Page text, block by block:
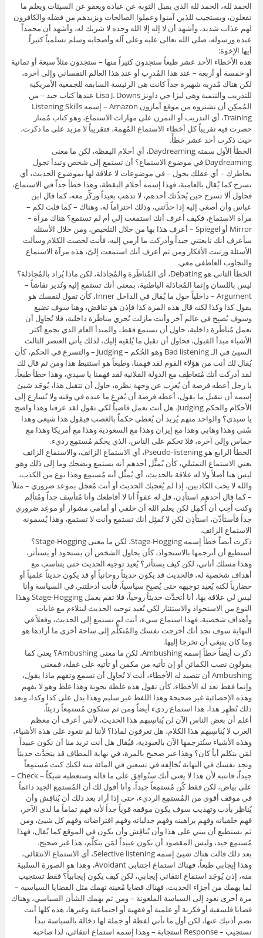
الحمد لله، الحمد لله الذي يقبل التوبة عن عباده ويعفو عن السيئات ويعلم ما
تفعلون، ويستجيب للذين آمنوا وعملوا الصالحات ويزيدهم من فضله والكافرون
لهم عذاب شديد، وأشهد أن لا إله إلا الله وحده لا شريك له، وأشهد أن محمداً
عبده ورسوله، صلى الله تعالى عليه وعلى آله وأصحابه وسلم تسلمياً كثيراً.
أيها الإخوة:
هذه الأخطاء الأحد عشر طبعاً ستجدون كثيراً منها – ستجدون مثلاً سبعة أو ثمانية
أو خمسة أو أربعة – عند هذا المُدرِب أو عند هذا العالم النفساني وإلى آخره،
لكن هناك مُدرِبة شهيرة جداً كانت هى الرئيسة السابقة للجمعية الأمريكية
للتدريب والتنمية وهى ليزا جي داونز Lisa J. Downs عندها كتاب جيد – من
المُمكِن أن تشتروه من موقع أمازون Amazon – إسمه Listening Skills
Training، أي التدريب أو التمرن على مهارات الاستماع، وهو كتاب مُمتاز
حصرت فيه تقريباً كل أخطاء الاستماع المُهِمة، فتقريباً لا مزيد على ما ذكرت،
حيث ذكرت أحد عشر خطأً.
الخطأ الأول سمته Daydreaming، أي أحلام اليقظة، لكن ما معنى
Daydreaming في موضوع الاستماع؟ أن تستمع إلى شخص وتبدأ تجول
بخاطرك – أي عقلك يجول – في موضوعات لا علاقة لها بموضوع الحديث، أي
تسرح كما يُقال بالعامية، فهذا إسمه أحلام اليقظة، وهذا خطأ جداً في الاستماع،
فحاول ألا تسرح حين يُحدِّثك أحدهم، لا تذهب بعيداً وركِّز معه، كما قال ابن
عباس وأن أصغي إليه إذا حدَّثني، وذلك احتراماً له، وهناك – كما قلت لكم –
مرآة الاستماع، فكيف أعرف أنك استمعت إلي أم لم تستمع؟ هناك مرآة –
Mirror أو Spiegel – أعرف هذا بها من خلال التلخيص، ومن خلال الأسئلة
سأعرف أنك تابعتني جيداً وأدركت ما أرمي إليه، فأنت لخصت الكلام وسألت
الأسئلة ورتبت الأفكار ومن ثم أعرف أنك استمعت إلىّ، هذه مرآة الاستماع
والتجاوب العاطفي معي.
الخطأ الثاني هو Debating، أي المُناظَرة والمُجادَلة، لكن ماذا يُراد بالمُجادَلة؟
ليس باللسان وإنما المُجادَلة الباطنية، بمعنى أنك تستمع إليه وتُدير نقاشاً –
Argument – داخلياً حول ما يُقال في الداخل Inner، كأن تقول لنفسك هو
يقول كذا وكذا لكنه قال هذه المرة كذا فإذن هو تناقض، وهنا سوف تضيع
وسوف يُصبِح في عالم آخر وأنت مازلت تُجري مناظَرة داخلية، فلا تُحاوِل أن
تعمل مُناظَرة داخلية، حاول أن تستمع فقط، والمبدأ العام الذي يجمع أكثر
الأشياء مبدأ القبول، فحاول أن تقبل ما يُلقيه إليك، لذلك يأتي العنصر الثالث
السيئ في الـ Bad listening وهو الحُكم – Judging – والتسرع في الحكم، كأن
يُقال لك أنت من هؤلاء القوم لقد فهمنا، وطبعاً هو استنبط هذا ومن ثم قال لك
لقد أدركت أنك مُتعاطِف مع الدولة الفلانية لقد فهمنا يا سيدي، وهذا خطأ طبعاً،
يا رجل أعطه فرصة أن يُعرِب عن وجهة نظره، حاول أن تتقبل هذا، يُوجَد شيئ
إسمه أن تتقبل ما يقول، أعطه فرصة أن يُفرِغ ما عنده في وقته ولا تُسارِع إلى
الأحكام والحكم Judging، هل أنت تعمل قاضياً لكي تقول لقد عرفنا وهذا واضح
يا سيدي؟ والواحد منهم يُريد أن يُعطي حكماً بالغصب فيقول هذا شيعي وهذا
سُني وهذا وهابي وهذا مع إيران وهذا مع السعودية وهذا مع أمريكا وهذا مع
حماس وإلى آخره، فلا تحكم على الناس، الذي يحكم مُستمِع رديء.
الخطأ الرابع هو Pseudo-listening، أي الاستماع الزائف، والاستماع الزائف
يعني الاستماع التمثيلي، كأن يُمثِّل أحدهم أنه يستمع ويضحك وما إلى ذلك وهو
ليس هنا أصلاً ولا له علاقة بالحديث، أي يُمثِّل أنه مُستمِع وهذا نوع من الكذب،
والله لا يحب الكاذبين، إذا لم يُعجبك الحديث أو أنت مُعجَل بموعد ضروري – مثلاً
– كما قال أحدهم استأذِن، قل له عفواً أنا لا أقاطعك وأنا مُتأسِف جداً ومُتألِم
وكنت أُحِب أن أُكمِل لكن يعلم الله أن خلفي أو أمامي مشوار أو موعِد ضروري
جداً فأستأذّن، استأذِن لكن لا تُمثِل أنك تستمع وأنت لا تستمع، وهذا يُسمونه
الاستماع الزائف.
ذكرت أيضاً خطأ إسمه Stage-Hogging، لكن ما معنى Stage-Hogging؟
أستطيع أن أترجمها بالاستحواذ، كأن يحاول الشخص أن يستحوذ أو يستأثر،
وهذا مسلك أناني، لكن كيف يستأثر؟ يُعيد توجيه الحديث حتى يتناسب مع
أهداف شخصية له، فالحديث قد يكون حديثاً روحانياً أو قد يكون حديثاً علمياً أو
حضارياً لكنه يُعيد توجيهه حتى يُصبِح سياسياً، فأنت أدخلتني في السياسة وأنا
ليس لي علاقة بها، أنا أتحدَّث حديثاً روحياً، فلا تقم بعمل Stage-Hogging وهذا
النوع من الاستحواذ والاستئثار لكي تُعيد توجيه الحديث ليتلاءم مع غايات
وأهداف شخصية، فهذا استماع سيء، أنت لم تستمع إلى الحديث، وفعلاً في
النهاية سوف تجد أنك أخرجت نفسك والمُتكلِّم إلى ساحة أخرى ما أرادها هو
وما كان ينبغي أن تخرجا إليها.
ذكرت أيضاً خطأ إسمه Ambushing، لكن ما معنى Ambushing؟ يعني كما
يقولون نصب الكمائن أو إن تأتيه من مكمن أو تأتيه على غفلة، فمعنى
Ambushing أن تتصيد له الأخطاء، أنت لا تُحاوِل أن تسمع وتفهم ماذا يقول،
وإنما فقط تعد له الأخطاء، كأن تقول هذه غلطة نحوية وهذا غلط وهو لا يفهم
وهذه الإحصائية غير صحيحة وهذا اللفظ غير سليم وهذا يدل على كذا وكذا، وبعد
ذلك تُظهِر هذا، هذا استماع رديء أيضاً ومن ثم ستكون مُستمِعاً رديئاً.
أعلم أن بعض الناس الآن لن يُناسِبهم هذا الحديث، لأنني أعرف أن معظم
العرب لا يُناسِبهم هذا الكلام، هل تعرفون لماذا؟ لأننا لم نتعود على هذه الأشياء،
وهذه الأشياء سنُترجمها الآن بالعبودية، فيُقال هل أنت تريد منا أن نكون عبيداً
لمَن يتكلم أياً كان؟ وهذا غير صحيح بالمرة، في نهاية المطاف قد يتحدَّث حديثاً
وتجد نفسك في النهاية تُخالِفه في تسعين في المائة منه لكنك كنت مُستمِعاً
جيداً، فانتبه لأن هذا لا يعني أنك ستُوافِق على ما قاله وستعطيه شيكاً – Check –
على بياض، لكن فقط كُن مُستمِعاً جيداً، وأنا أقول لك أن المُستمِع الجيد دائماً
في موقف أقوى من المُستمِع الرديء، حتى إذا أراد بعد ذلك أن يُناقِش وأن
يُناظِر بأدب وتهذيب سوف يكون موقفه قوياً جداً لأنه فهم تماماً ما لدى الآخر،
فهم خلفياته وفهم براهينه وفهم جدلياته وفهم افتراضاته وفهم كل شيئ، ومن
ثم يستطيع أن يبني على هذا وأن يُناقِش وأن يكون في الموقع كما يُقال، فهذا
مُستمِع جيد، وليس المقصود أن نكون عبيداً لمَن يتكلَّم، هذا غير صحيح.
بعد ذلك قالت هناك شيئ إسمه Selective listening، أي الاستماع الانتقائي،
وهذا إيجابي طبعاً، فهناك استماع اجتنابي Avoidant، وهذا هو الصورة السلبية
منه، إذن يُوجَد استماع انتقائي إيجابي، لكن كيف يكون إيجابياً؟ فقط تستجيب
لما يهمك من أجزاء الحديث، فهناك قضايا مُعينة تهمك مثل القضايا السياسية –
مرة أخرى نعود إلى السياسة الملعونة – ومن ثم يهمك الشأن السياسي، وهناك
قضايا فلسفية أو فكرية أو علمية أو فقهية أو اجتماعية وغيرها، هذه كلها أنت
تصم أذنيك عنها، لكن أول ما تأتي لفظة أو جملة لها دخالة بالسياسة تبدأ
تستجيب – Response استجابة – وهذا إسمه استماع انتقائي، لذا صاحبه